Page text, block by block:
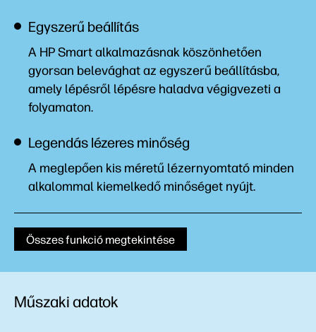
Egyszerű beállítás
A HP Smart alkalmazásnak köszönhetően
gyorsan belevághat az egyszerű beállításba,
amely lépésről lépésre haladva végigvezeti a
folyamaton.
Legendás lézeres minőség
A meglepően kis méretű lézernyomtató minden
alkalommal kiemelkedő minőséget nyújt.
Összes funkció megtekintése
Műszaki adatok